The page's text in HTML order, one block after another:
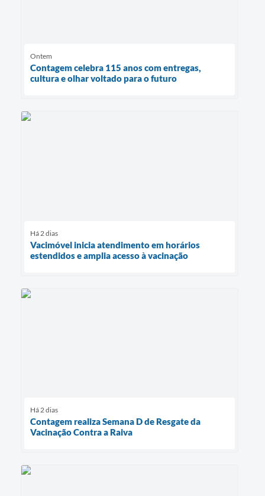
Ontem
Contagem celebra 115 anos com entregas,
cultura e olhar voltado para o futuro
Há 2 dias
Vacimóvel inicia atendimento em horários
estendidos e amplia acesso à vacinação
Há 2 dias
Contagem realiza Semana D de Resgate da
Vacinação Contra a Raiva